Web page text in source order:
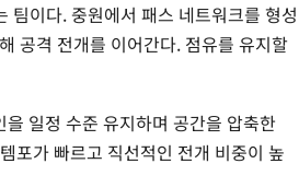
팀이다. 중원에서 패스 네트워크를 형성
공격 전개를 이어간다. 점유를 유지할
일정 수준 유지하며 공간을 압축한
포가 빠르고 직선적인 전개 비중이 높